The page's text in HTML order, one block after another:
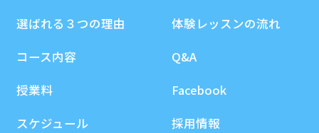
選ばれる３つの理由
コース内容
授業料
スケジュール
体験レッスンの流れ
Q&A
Facebook
採用情報